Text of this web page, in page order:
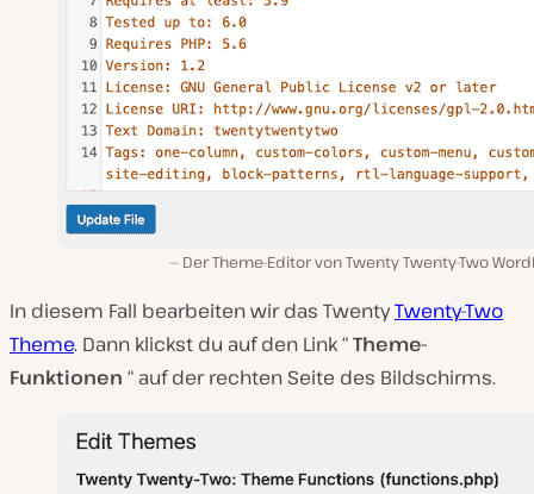
Der Theme-Editor von Twenty Twenty-Two
In diesem Fall bearbeiten wir das TwentyTwenty-Two
Theme. Dann klickst du auf den Link “Theme-
Funktionen “ auf der rechten Seite des Bildschirms.